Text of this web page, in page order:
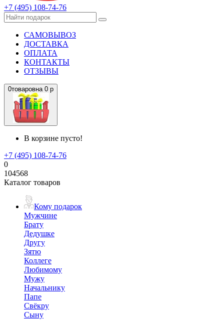
+7 (495) 108-74-76
САМОВЫВОЗ
ДОСТАВКА
ОПЛАТА
КОНТАКТЫ
ОТЗЫВЫ
0товаровна 0 р
В корзине пусто!
+7 (495) 108-74-76
0
104568
Каталог товаров
Кому подарок
Мужчине
Брату
Дедушке
Другу
Зятю
Коллеге
Любимому
Мужу
Начальнику
Папе
Свёкру
Сыну